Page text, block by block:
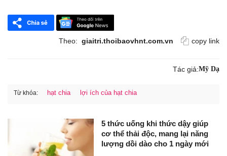
Theo: giaitri.thoibaovhnt.com.vn copy link
Tác giả:Mỹ Dạ
Từ khóa: hạt chia lợi ích của hạt chia
5 thức uống khi thức dậy giúp
cơ thể thải độc, mang lại năng
lượng dồi dào cho 1 ngày mới